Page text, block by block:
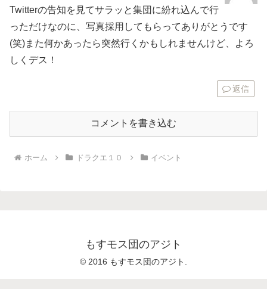
Twitterの告知を見てサラッと集団に紛れ込んで行
っただけなのに、写真採用してもらってありがとうです
(笑)また何かあったら突然行くかもしれませんけど、よろ
しくデス！
返信
コメントを書き込む
ホーム ドラクエ１０ イベント
もすモス団のアジト
© 2016 もすモス団のアジト.